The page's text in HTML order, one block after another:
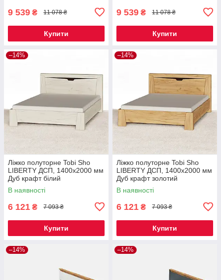
9 539 ₴ 11 078 ₴
Купити
9 539 ₴ 11 078 ₴
Купити
–14%
Ліжко полуторне Tobi Sho
LIBERTY ДСП, 1400х2000 мм
Дуб крафт білий
В наявності
6 121 ₴ 7 093 ₴
Купити
–14%
Ліжко полуторне Tobi Sho
LIBERTY ДСП, 1400х2000 мм
Дуб крафт золотий
В наявності
6 121 ₴ 7 093 ₴
Купити
–14% –14%